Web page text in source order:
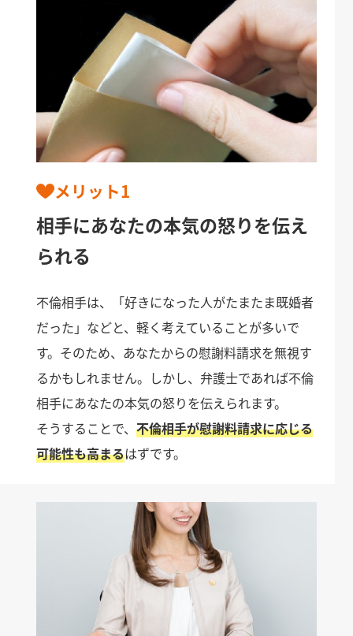
メリット1
相手にあなたの本気の怒りを伝え
られる
不倫相手は、「好きになった人がたまたま既婚者
だった」などと、軽く考えていることが多いで
す。そのため、あなたからの慰謝料請求を無視す
るかもしれません。しかし、弁護士であれば不倫
相手にあなたの本気の怒りを伝えられます。
そうすることで、 不倫相手が慰謝料請求に応じる
可能性も高まるはずです。